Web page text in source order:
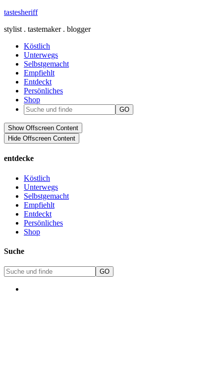
tastesheriff
stylist . tastemaker . blogger
Köstlich
Unterwegs
Selbstgemacht
Empfiehlt
Entdeckt
Persönliches
Shop
Show Offscreen Content
Hide Offscreen Content
entdecke
Köstlich
Unterwegs
Selbstgemacht
Empfiehlt
Entdeckt
Persönliches
Shop
Suche